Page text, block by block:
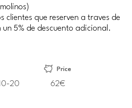
clientes que reserven a traves de
5% de descuento adicional.
20
Price
62€